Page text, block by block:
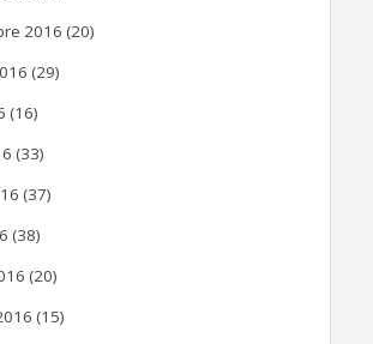
2016 (20)
(29)
(16)
(33)
(37)
(38)
(20)
(15)